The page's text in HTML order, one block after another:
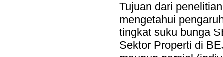
Tujuan dari
mengetahui
tingkat suku bunga
Sektor Properti di